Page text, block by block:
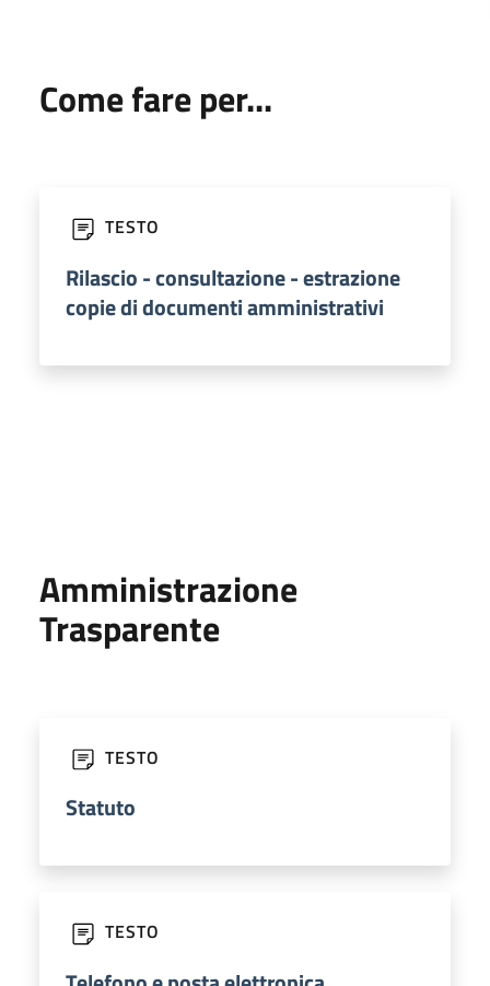
Come fare per...
TESTO
Rilascio - consultazione - estrazione
copie di documenti amministrativi
Amministrazione
Trasparente
TESTO
Statuto
TESTO